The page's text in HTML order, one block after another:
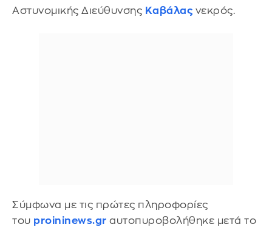
Αστυνομικής Διεύθυνσης Καβάλας νεκρός.
Σύμφωνα με τις πρώτες πληροφορίες
του proininews.gr αυτοπυροβολήθηκε μετά το